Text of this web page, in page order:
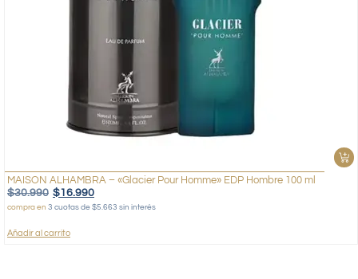
MAISON ALHAMBRA – «Glacier Pour Homme» EDP Hombre 100 ml
$30.990 $16.990
compra en 3 cuotas de $5.663 sin interés
Añadir al carrito